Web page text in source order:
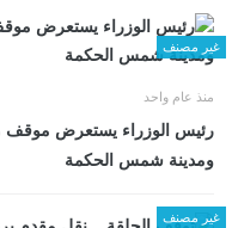
غير مصنف
منذ عام واحد
رئيس الوزراء يستعرض موقف
ومدينة شمس الحكمة
غير مصنف